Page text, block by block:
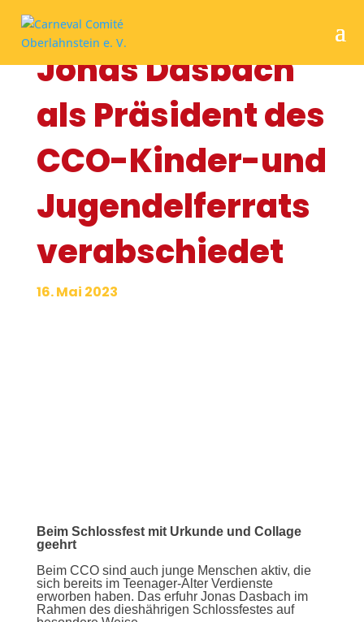
Jonas Dasbach
als Präsident des
CCO-Kinder-und
Jugendelferrats
verabschiedet
16. Mai 2023
Beim Schlossfest mit Urkunde und Collage
geehrt
Beim CCO sind auch junge Menschen aktiv, die
sich bereits im Teenager-Alter Verdienste
erworben haben. Das erfuhr Jonas Dasbach im
Rahmen des dieshährigen Schlossfestes auf